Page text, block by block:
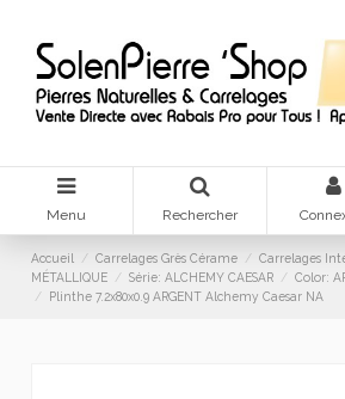
Menu Rechercher
Accueil Carrelages Grès Cérame Carrelages
MÉTALLIQUE
Série: ALCHEMY CAESAR
Color:
Plinthe 7.2x80x0.9 ARGENT Alchemy Caesar NA